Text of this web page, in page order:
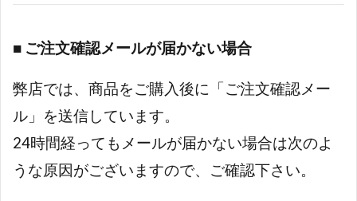
■ ご注文確認メールが届かない場合
弊店では、商品をご購入後に「ご注文確認メー
ル」を送信しています。
24時間経ってもメールが届かない場合は次のよ
うな原因がございますので、ご確認下さい。